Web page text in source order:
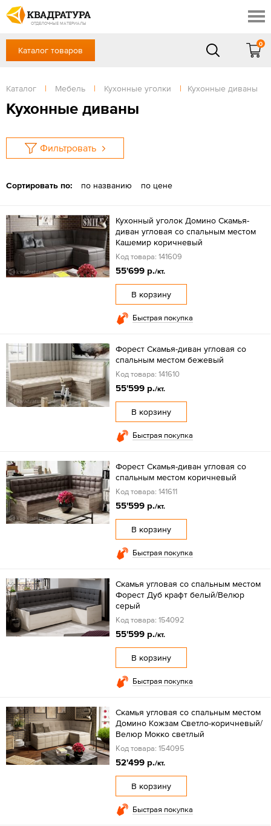
ОТДЕЛОЧНЫЕ МАТЕРИАЛЫ
Профи
Контакты
Доставка и оплата
Выставочный зал
Готовые решения
Отзывы
+7 (861) 217-94-70
Сб, Вс — выходной
ЗАКАЗАТЬ ЗВОНОК
Вход / Регистрация
Каталог товаров
0
Каталог | Мебель | Кухонные уголки | Кухонные диваны
Кухонные диваны
Фильтровать
Сортировать по: по названию по цене
Кухонный уголок Домино Скамья-
диван угловая со спальным местом
Кашемир коричневый
Код товара: 141609
55'699 р./кт.
В корзину
Быстрая покупка
Форест Скамья-диван угловая со
спальным местом бежевый
Код товара: 141610
55'599 р./кт.
В корзину
Быстрая покупка
Форест Скамья-диван угловая со
спальным местом коричневый
Код товара: 141611
55'599 р./кт.
В корзину
Быстрая покупка
Скамья угловая со спальным местом
Форест Дуб крафт белый/Велюр
серый
Код товара: 154092
55'599 р./кт.
В корзину
Быстрая покупка
Скамья угловая со спальным местом
Домино Кожзам Светло-коричневый/
Велюр Мокко светлый
Код товара: 154095
52'499 р./кт.
В корзину
Быстрая покупка